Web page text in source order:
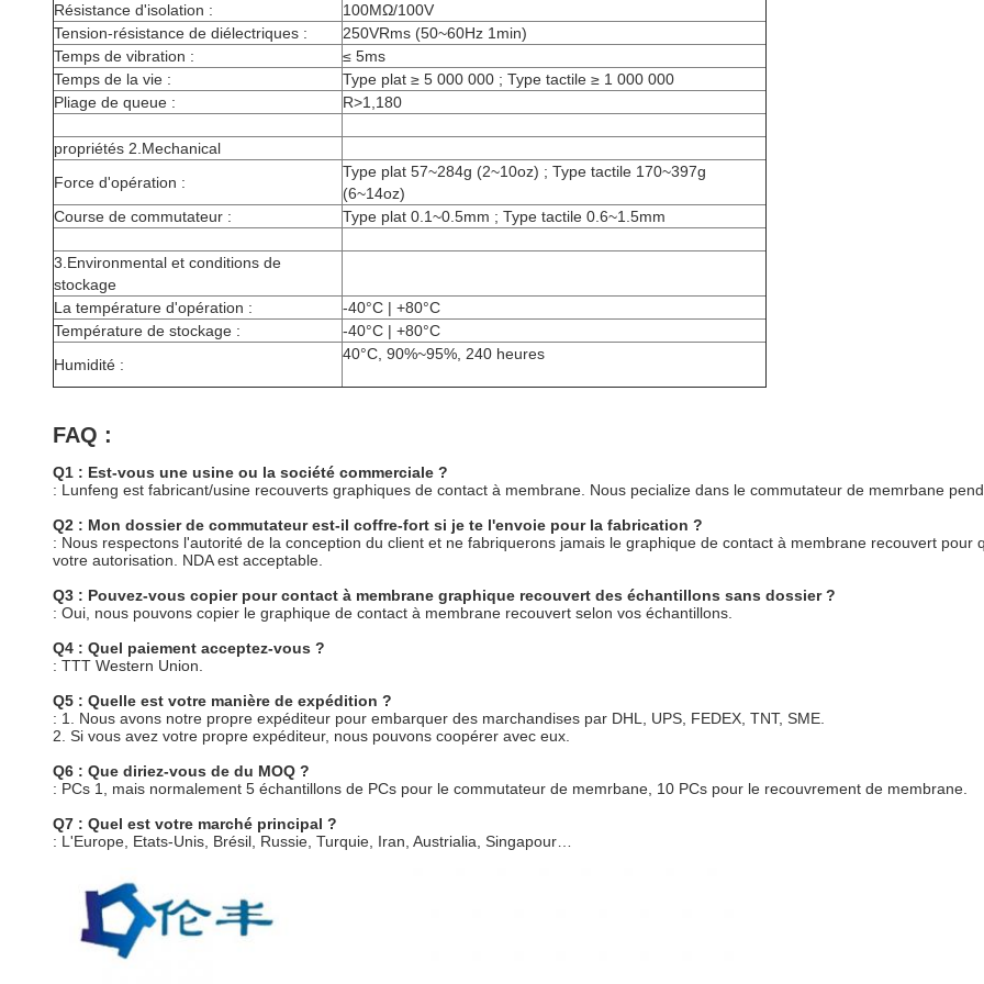
Résistance d'isolation :
100MΩ/100V
Tension-résistance de diélectriques :
250VRms (50~60Hz 1min)
Temps de vibration :
≤ 5ms
Temps de la vie :
Type plat ≥ 5 000 000 ; Type tactile ≥ 1 000 000
Pliage de queue :
R>1,180
propriétés 2.Mechanical
Force d'opération :
Type plat 57~284g (2~10oz) ; Type tactile 170~397g
(6~14oz)
Course de commutateur :
Type plat 0.1~0.5mm ; Type tactile 0.6~1.5mm
3.Environmental et conditions de
stockage
La température d'opération :
-40°C | +80°C
Température de stockage :
-40°C | +80°C
Humidité :
40°C, 90%~95%, 240 heures
FAQ :
Q1 : Est-vous une usine ou la société commerciale ?
: Lunfeng est fabricant/usine recouverts graphiques de contact à membrane. Nous pecialize dans le commutateur de memrbane
Q2 : Mon dossier de commutateur est-il coffre-fort si je te l'envoie pour la fabrication ?
: Nous respectons l'autorité de la conception du client et ne fabriquerons jamais le graphique de contact à membrane recouvert pour
votre autorisation. NDA est acceptable.
Q3 : Pouvez-vous copier pour contact à membrane graphique recouvert des échantillons sans dossier ?
: Oui, nous pouvons copier le graphique de contact à membrane recouvert selon vos échantillons.
Q4 : Quel paiement acceptez-vous ?
: TTT Western Union.
Q5 : Quelle est votre manière de expédition ?
: 1. Nous avons notre propre expéditeur pour embarquer des marchandises par DHL, UPS, FEDEX, TNT, SME.
2. Si vous avez votre propre expéditeur, nous pouvons coopérer avec eux.
Q6 : Que diriez-vous de du MOQ ?
: PCs 1, mais normalement 5 échantillons de PCs pour le commutateur de memrbane, 10 PCs pour le recouvrement de membrane.
Q7 : Quel est votre marché principal ?
: L'Europe, Etats-Unis, Brésil, Russie, Turquie, Iran, Austrialia, Singapour…